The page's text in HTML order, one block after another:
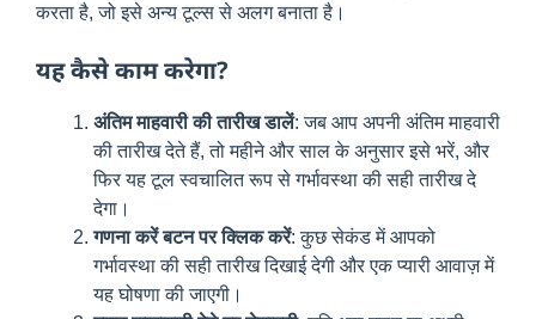
करता है, जो इसे अन्य टूल्स से अलग बनाता है।
यह कैसे काम करेगा?
अंतिम माहवारी की तारीख डालें: जब आप अपनी अंतिम माहवारी
की तारीख देते हैं, तो महीने और साल के अनुसार इसे भरें, और
फिर यह टूल स्वचालित रूप से गर्भावस्था की सही तारीख दे
देगा।
गणना करें बटन पर क्लिक करें: कुछ सेकंड में आपको
गर्भावस्था की सही तारीख दिखाई देगी और एक प्यारी आवाज़ में
यह घोषणा की जाएगी।